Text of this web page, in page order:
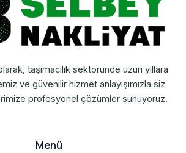
taşımacılık sektöründe uzun yıllara
ve güvenilir hizmet anlayışımızla siz
profesyonel çözümler sunuyoruz.
Menü